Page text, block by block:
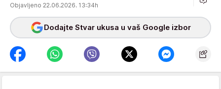
Objavljeno 22.06.2026. 13:34h
Dodajte Stvar ukusa u vaš Google izbor